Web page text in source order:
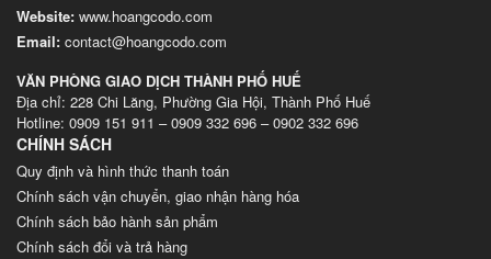
Website: www.hoangcodo.com
Email: contact@hoangcodo.com
VĂN PHÒNG GIAO DỊCH THÀNH PHỐ HUẾ
Địa chỉ: 228 Chi Lăng, Phường Gia Hội, Thành Phố Huế
Hotline: 0909 151 911 – 0909 332 696 – 0902 332 696
CHÍNH SÁCH
Quy định và hình thức thanh toán
Chính sách vận chuyển, giao nhận hàng hóa
Chính sách bảo hành sản phẩm
Chính sách đổi và trả hàng